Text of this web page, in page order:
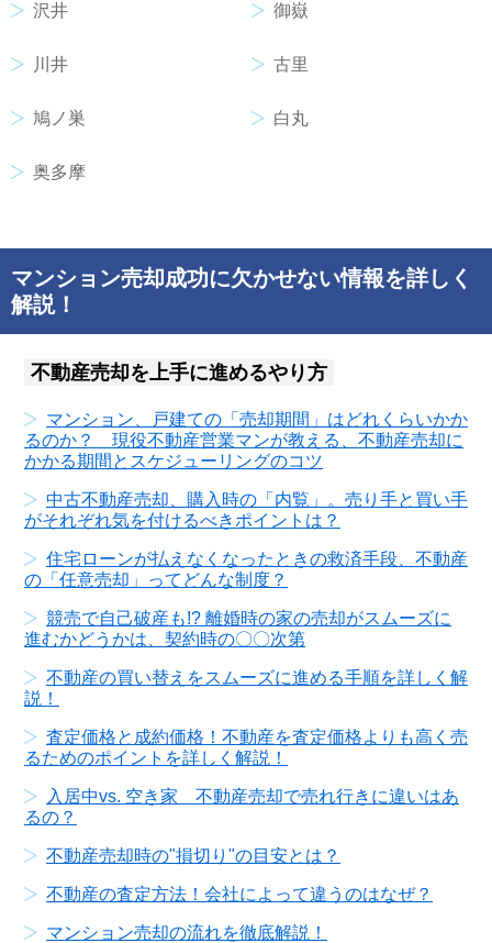
沢井 御嶽
川井 古里
鳩ノ巣 白丸
奥多摩
マンション売却成功に欠かせない情報を詳しく
解説！
不動産売却を上手に進めるやり方
マンション、戸建ての「売却期間」はどれくらいかか
るのか？ 現役不動産営業マンが教える、不動産売却に
かかる期間とスケジューリングのコツ
中古不動産売却、購入時の「内覧」。売り手と買い手
がそれぞれ気を付けるべきポイントは？
住宅ローンが払えなくなったときの救済手段、不動産
の「任意売却」ってどんな制度？
競売で自己破産も!? 離婚時の家の売却がスムーズに
進むかどうかは、契約時の〇〇次第
不動産の買い替えをスムーズに進める手順を詳しく解
説！
査定価格と成約価格！不動産を査定価格よりも高く売
るためのポイントを詳しく解説！
入居中vs. 空き家 不動産売却で売れ行きに違いはあ
るの？
不動産売却時の"損切り"の目安とは？
不動産の査定方法！会社によって違うのはなぜ？
マンション売却の流れを徹底解説！